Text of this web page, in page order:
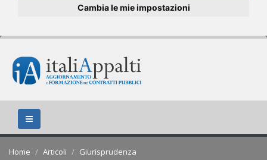
Cambia le mie impostazioni
Home Articoli
Giurisprudenza